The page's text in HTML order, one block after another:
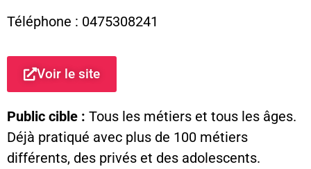
Téléphone : 0475308241
Voir le site
Public cible : Tous les métiers et tous les âges.
Déjà pratiqué avec plus de 100 métiers
différents, des privés et des adolescents.